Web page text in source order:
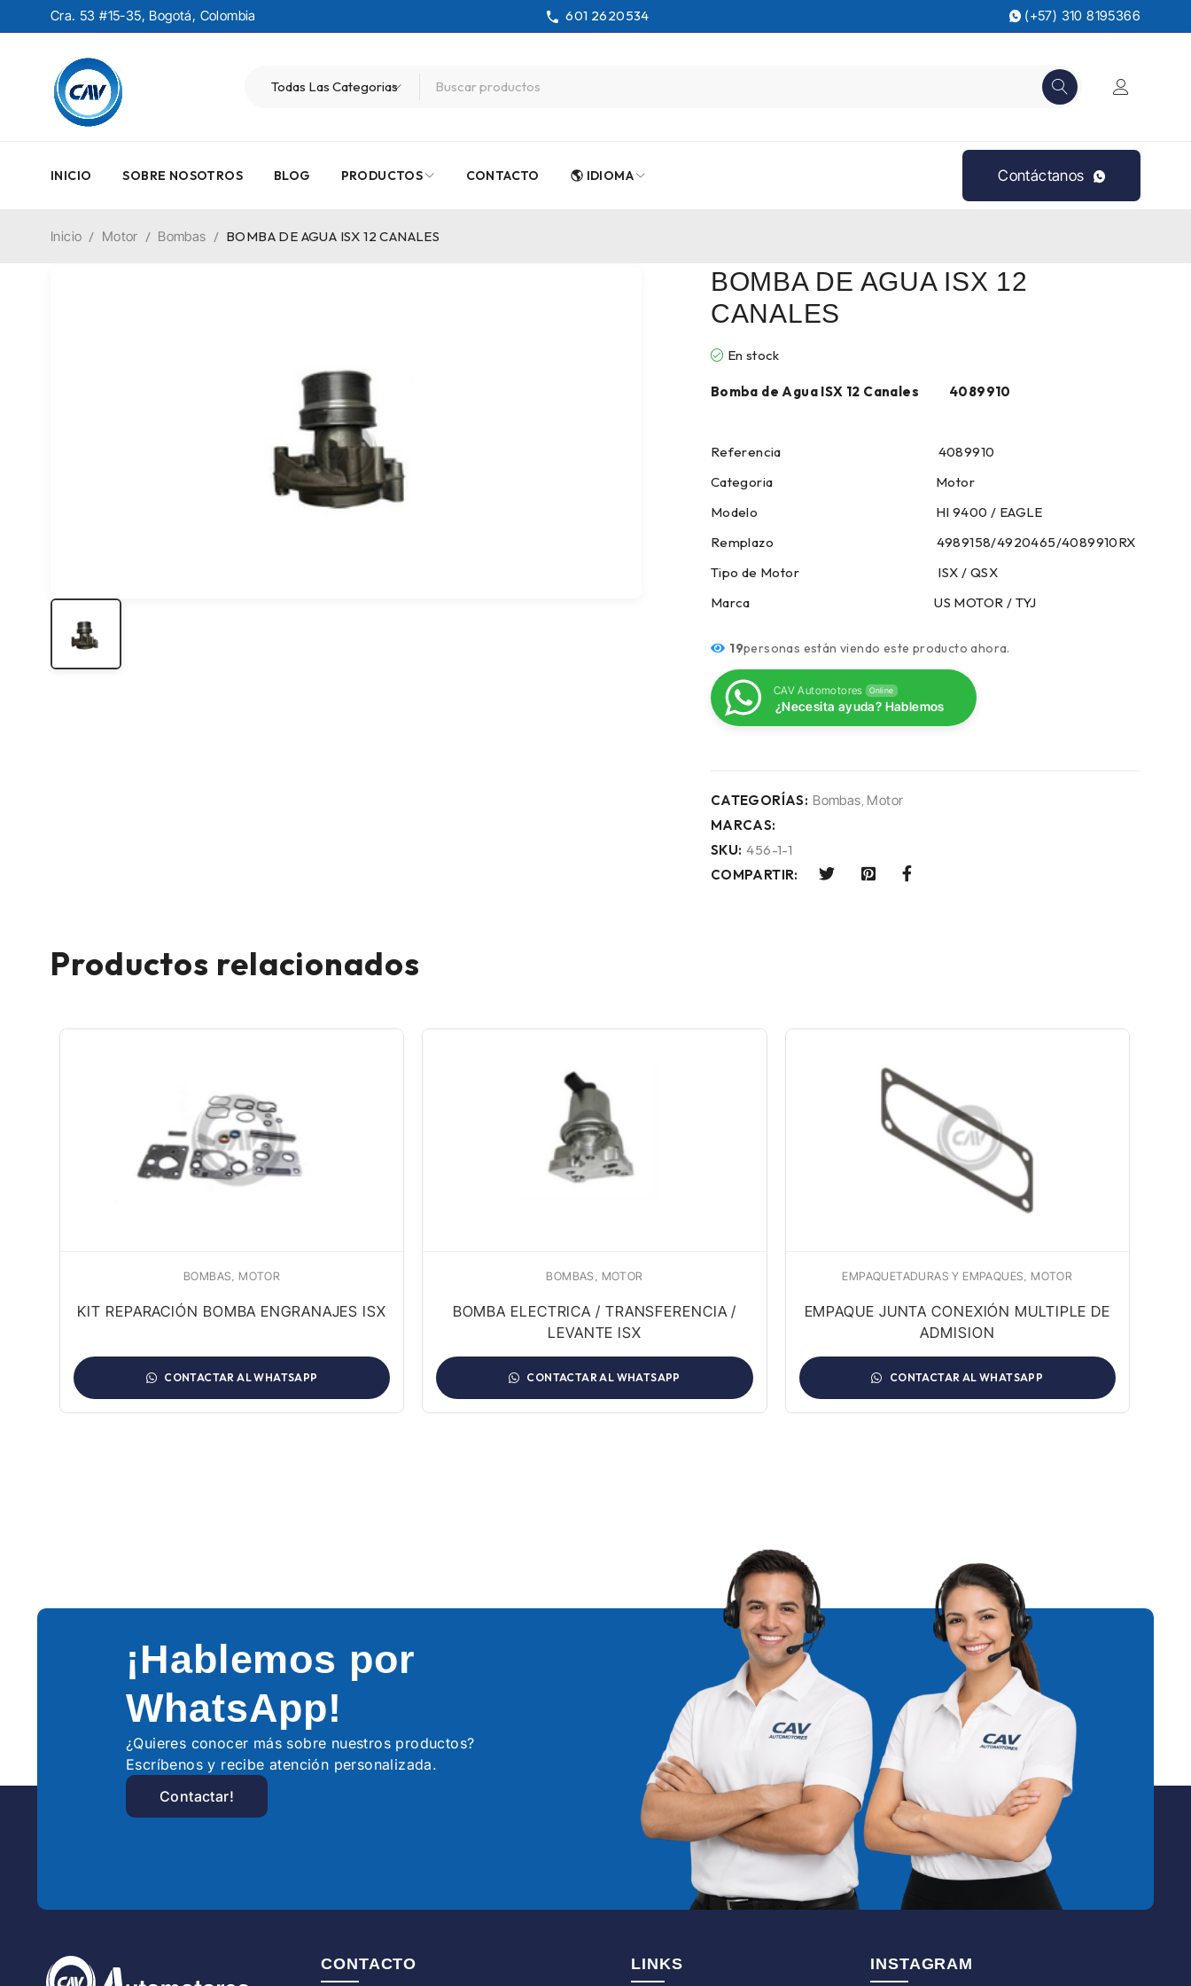
Cra. 53 #15-35, Bogotá, Colombia 601 2620534 (+57) 310 8195366
INICIO SOBRE NOSOTROS BLOG PRODUCTOS CONTACTO 🌎 IDIOMA Contáctanos
Inicio / Motor / Bombas / BOMBA DE AGUA ISX 12 CANALES
BOMBA DE AGUA ISX 12
CANALES
En stock
Bomba de Agua ISX 12 Canales 4089910
Referencia 4089910
Categoria Motor
Modelo HI 9400 / EAGLE
Remplazo 4989158/4920465/4089910RX
Tipo de Motor ISX / QSX
Marca US MOTOR / TYJ
19personas están viendo este producto ahora.
CAV Automotores Online
¿Necesita ayuda? Hablemos
CATEGORÍAS: Bombas, Motor
MARCAS:
SKU: 456-1-1
COMPARTIR:
Productos relacionados
BOMBAS MOTOR
KIT REPARACIÓN BOMBA ENGRANAJES ISX
CONTACTAR AL WHATSAPP
BOMBAS MOTOR
BOMBA ELECTRICA / TRANSFERENCIA /
LEVANTE ISX
CONTACTAR AL WHATSAPP
EMPAQUETADURAS Y EMPAQUES MOTOR
EMPAQUE JUNTA CONEXIÓN MULTIPLE DE
ADMISION
CONTACTAR AL WHATSAPP
¡Hablemos por
WhatsApp!
¿Quieres conocer más sobre nuestros productos?
Escríbenos y recibe atención personalizada.
Contactar!
CONTACTO LINKS INSTAGRAM